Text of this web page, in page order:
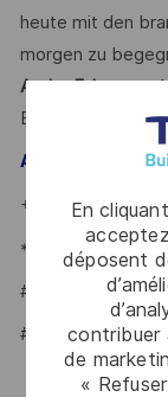
En
déposent
de
«
heute mit den
morgen zu
Andre Fuhrmann
Bewerbung.
Andre Fuhrmann
+49 7156 / 302 -
*Human
#LI-AF1
#LI-ONSITE